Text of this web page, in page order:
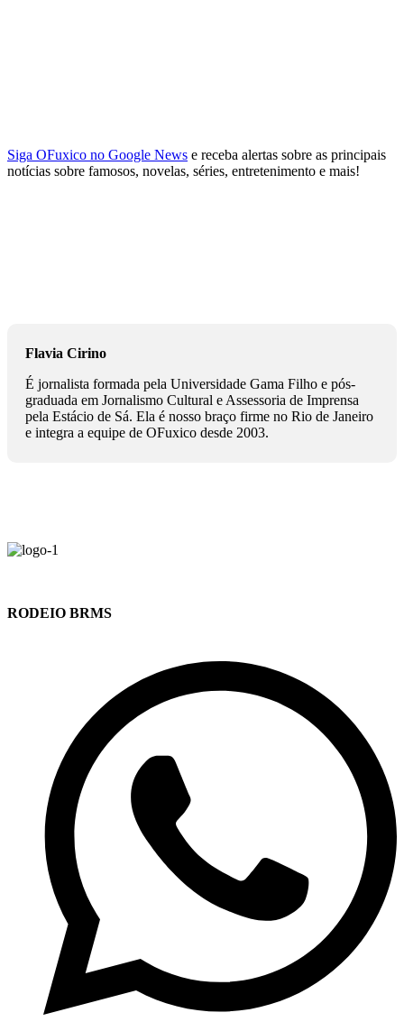
Siga OFuxico no Google News e receba alertas sobre as principais
notícias sobre famosos, novelas, séries, entretenimento e mais!
Flavia Cirino
É jornalista formada pela Universidade Gama Filho e pós-
graduada em Jornalismo Cultural e Assessoria de Imprensa
pela Estácio de Sá. Ela é nosso braço firme no Rio de Janeiro
e integra a equipe de OFuxico desde 2003.
RODEIO BRMS